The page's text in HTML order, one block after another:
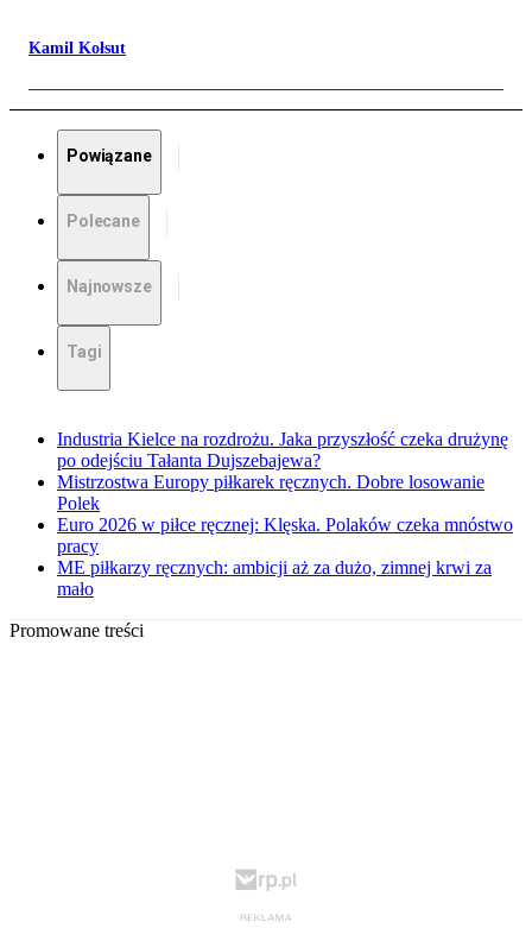
Kamil Kołsut
Powiązane
Polecane
Najnowsze
Tagi
Industria Kielce na rozdrożu. Jaka przyszłość czeka drużynę
po odejściu Tałanta Dujszebajewa?
Mistrzostwa Europy piłkarek ręcznych. Dobre losowanie
Polek
Euro 2026 w piłce ręcznej: Klęska. Polaków czeka mnóstwo
pracy
ME piłkarzy ręcznych: ambicji aż za dużo, zimnej krwi za
mało
Promowane treści